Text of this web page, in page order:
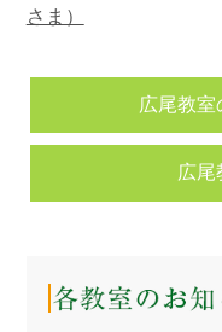
さま）
広尾教室
広尾